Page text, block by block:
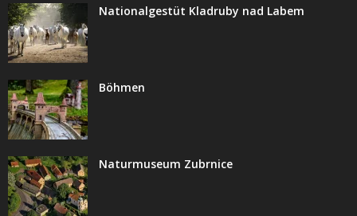
Nationalgestüt Kladruby nad Labem
Böhmen
Naturmuseum Zubrnice